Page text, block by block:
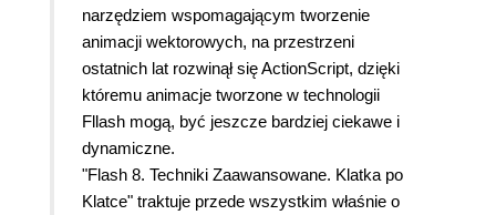
narzędziem wspomagającym tworzenie
animacji wektorowych, na przestrzeni
ostatnich lat rozwinął się ActionScript, dzięki
któremu animacje tworzone w technologii
Fllash mogą, być jeszcze bardziej ciekawe i
dynamiczne.
"Flash 8. Techniki Zaawansowane. Klatka po
Klatce" traktuje przede wszystkim właśnie o